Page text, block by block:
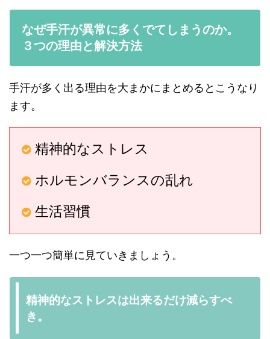
なぜ手汗が異常に多くでてしまうのか。
３つの理由と解決方法
手汗が多く出る理由を大まかにまとめるとこうなり
ます。
精神的なストレス
ホルモンバランスの乱れ
生活習慣
一つ一つ簡単に見ていきましょう。
精神的なストレスは出来るだけ減らすべ
き。